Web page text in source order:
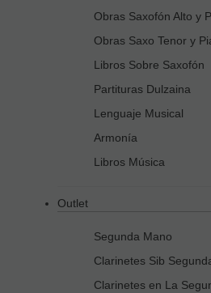
Obras Saxofón Alto y
Obras Saxo Tenor y
Libros Sobre Saxofón
Partituras Dulzaina
Lenguaje Musical
Armonía
Libros Música
Outlet
Segunda Mano
Clarinetes Sib
Clarinetes en La